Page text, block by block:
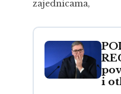
zajednicama,
i